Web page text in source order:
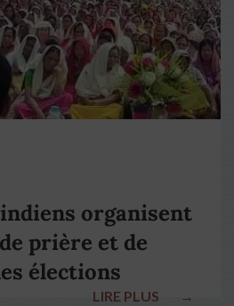
organisent
prière et de
élections
LIRE PLUS →